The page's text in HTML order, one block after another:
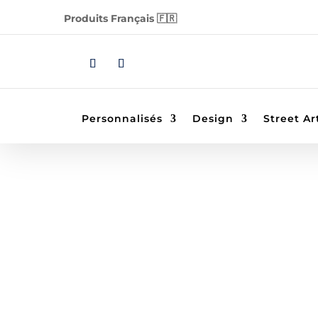
Produits Français 🇫🇷
Personnalisés Design Street